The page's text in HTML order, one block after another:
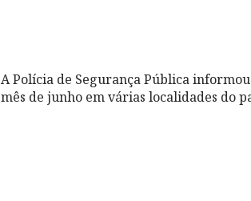
A Polícia de Segurança Pública
mês de junho em várias localidades do